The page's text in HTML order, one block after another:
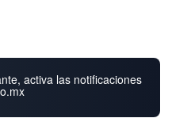
activa las notificaciones